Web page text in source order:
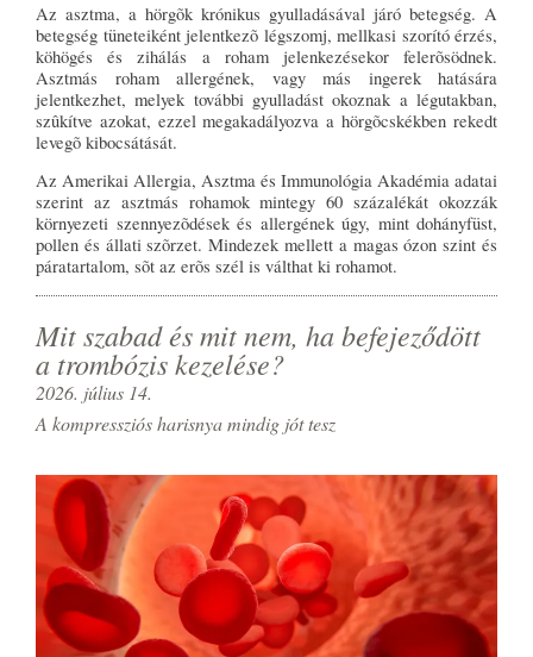
Az asztma, a hörgõk krónikus gyulladásával járó betegség. A
betegség tüneteiként jelentkezõ légszomj, mellkasi szorító érzés,
köhögés és zihálás a roham jelenkezésekor felerõsödnek.
Asztmás roham allergének, vagy más ingerek hatására
jelentkezhet, melyek további gyulladást okoznak a légutakban,
szûkítve azokat, ezzel megakadályozva a hörgõcskékben rekedt
levegõ kibocsátását.
Az Amerikai Allergia, Asztma és Immunológia Akadémia adatai
szerint az asztmás rohamok mintegy 60 százalékát okozzák
környezeti szennyezõdések és allergének úgy, mint dohányfüst,
pollen és állati szõrzet. Mindezek mellett a magas ózon szint és
páratartalom, sõt az erõs szél is válthat ki rohamot.
Mit szabad és mit nem, ha befejeződött
a trombózis kezelése?
2026. július 14.
A kompressziós harisnya mindig jót tesz